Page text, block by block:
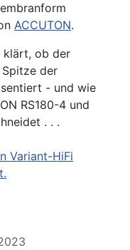
ACCUTON.
klärt, ob der
der
- und wie
RS180-4 und
. . .
Variant-HiFi